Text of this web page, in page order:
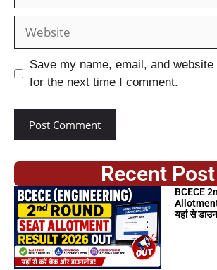
Save my name, email, and
for the next time I comment.
Recent Post
BCECE
यहां से